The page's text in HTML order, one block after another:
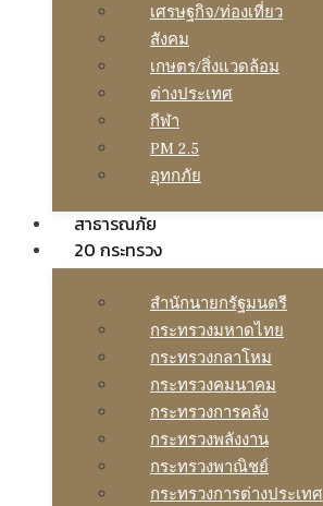
เศรษฐกิจ/ท่องเที่ยว
สังคม
เกษตร/สิ่งแวดล้อม
ต่างประเทศ
กีฬา
PM 2.5
อุทกภัย
สาธารณภัย
20 กระทรวง
สํานักนายกรัฐมนตรี
กระทรวงมหาดไทย
กระทรวงกลาโหม
กระทรวงคมนาคม
กระทรวงการคลัง
กระทรวงพลังงาน
กระทรวงพาณิชย์
กระทรวงการต่างประเทศ